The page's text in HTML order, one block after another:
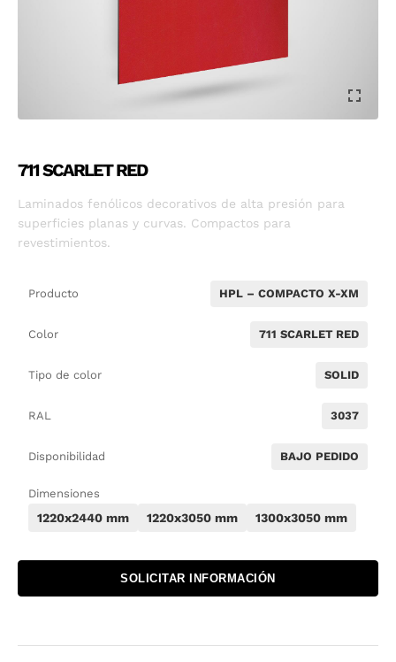
711 SCARLET RED
Laminados fenólicos decorativos de alta presión para
superficies planas y curvas. Compactos para
revestimientos.
Producto HPL – COMPACTO X-XM
Color 711 SCARLET RED
Tipo de color SOLID
RAL 3037
Disponibilidad BAJO PEDIDO
Dimensiones
1220x2440 mm 1220x3050 mm 1300x3050 mm
SOLICITAR INFORMACIÓN